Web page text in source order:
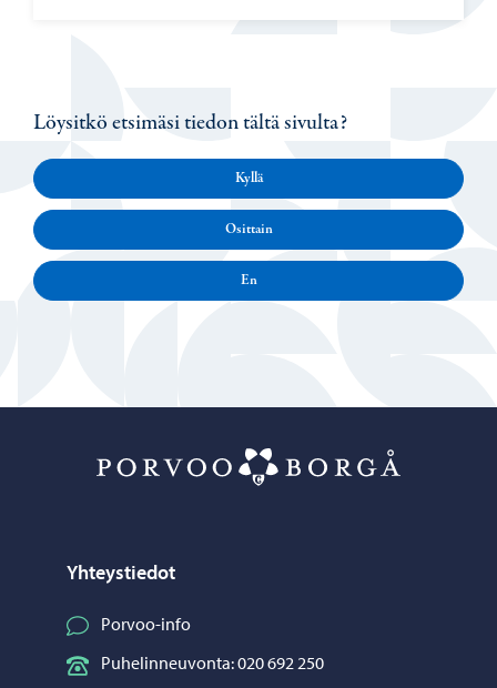
Löysitkö etsimäsi tiedon tältä sivulta?
Kyllä
Osittain
En
Yhteystiedot
Porvoo-info
Puhelinneuvonta: 020 692 250